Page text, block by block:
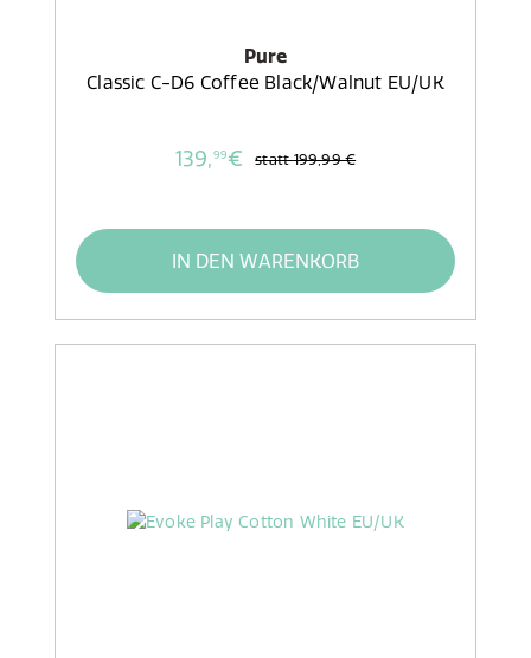
Pure
Classic C-D6 Coffee Black/Walnut EU/UK
139,99€ statt199,99 €
IN DEN WARENKORB